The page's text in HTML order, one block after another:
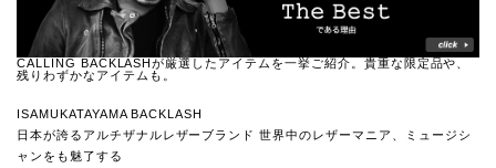
CALLING BACKLASHが厳選したアイテムを一挙ご紹介。貴重な限定品や、
残りわずかなアイテムも。
ISAMUKATAYAMA BACKLASH
日本が誇るアルチザナルレザーブランド 世界中のレザーマニア、ミュージシ
ャンをも魅了する